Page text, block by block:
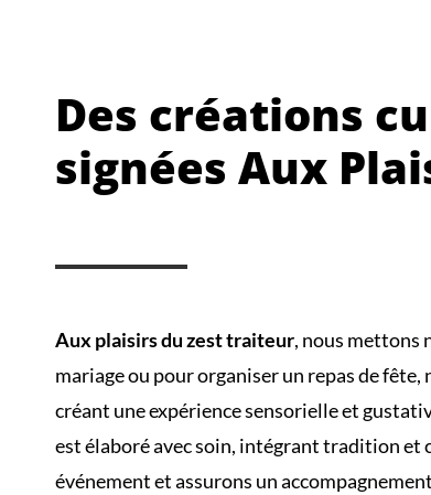
Des créations
signées Aux
Aux plaisirs du zest traiteur, nous mettons
mariage ou pour organiser un repas de fête,
créant une expérience sensorielle et
est élaboré avec soin, intégrant tradition et
événement et assurons un